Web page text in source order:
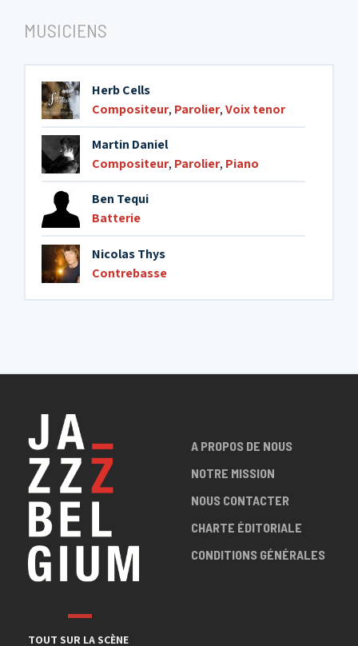
MUSICIENS
Herb Cells
Compositeur, Parolier,Voix tenor
Martin Daniel
Compositeur, Parolier, Piano
Ben Tequi
Batterie
Nicolas Thys
Contrebasse
TOUT SUR LA SCÈNE
A PROPOS DE NOUS
NOTRE MISSION
NOUS CONTACTER
CHARTE ÉDITORIALE
CONDITIONS GÉNÉRALES